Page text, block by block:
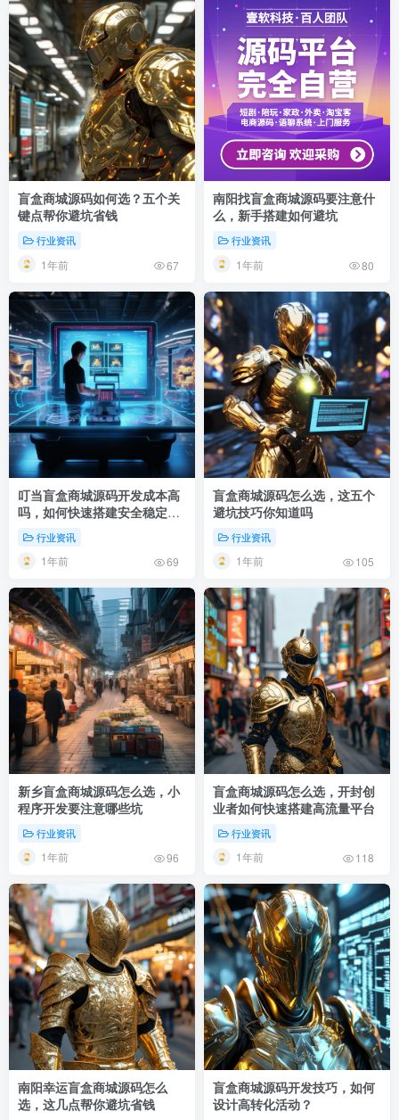
盲盒商城源码如何选？五个关
键点帮你避坑省钱
行业资讯
1年前 67
南阳找盲盒商城源码要注意什
么，新手搭建如何避坑
行业资讯
1年前 80
叮当盲盒商城源码开发成本高
吗，如何快速搭建安全稳定的
盲盒平台
行业资讯
1年前 69
盲盒商城源码怎么选，这五个
避坑技巧你知道吗
行业资讯
1年前 105
新乡盲盒商城源码怎么选，小
程序开发要注意哪些坑
行业资讯
1年前 96
盲盒商城源码怎么选，开封创
业者如何快速搭建高流量平台
行业资讯
1年前 118
南阳幸运盲盒商城源码怎么
选，这几点帮你避坑省钱
盲盒商城源码开发技巧，如何
设计高转化活动？